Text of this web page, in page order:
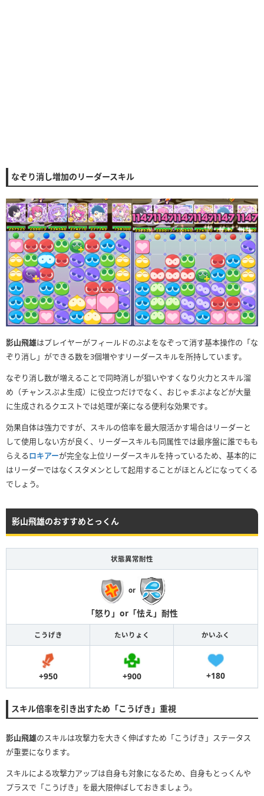
なぞり消し増加のリーダースキル
影山飛雄はプレイヤーがフィールドのぷよをなぞって消す基本操作の「な
ぞり消し」ができる数を3個増やすリーダースキルを所持しています。
なぞり消し数が増えることで同時消しが狙いやすくなり火力とスキル溜
め（チャンスぷよ生成）に役立つだけでなく、おじゃまぷよなどが大量
に生成されるクエストでは処理が楽になる便利な効果です。
効果自体は強力ですが、スキルの倍率を最大限活かす場合はリーダーと
して使用しない方が良く、リーダースキルも同属性では最序盤に誰でもも
らえるロキアーが完全な上位リーダースキルを持っているため、基本的に
はリーダーではなくスタメンとして起用することがほとんどになってくる
でしょう。
影山飛雄のおすすめとっくん
状態異常耐性
or
「怒り」or「怯え」耐性
こうげき たいりょく かいふく
+950 +900 +180
スキル倍率を引き出すため「こうげき」重視
影山飛雄のスキルは攻撃力を大きく伸ばすため「こうげき」ステータス
が重要になります。
スキルによる攻撃力アップは自身も対象になるため、自身もとっくんや
プラスで「こうげき」を最大限伸ばしておきましょう。